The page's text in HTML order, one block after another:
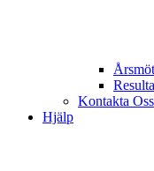
Kontakta Oss
Hjälp